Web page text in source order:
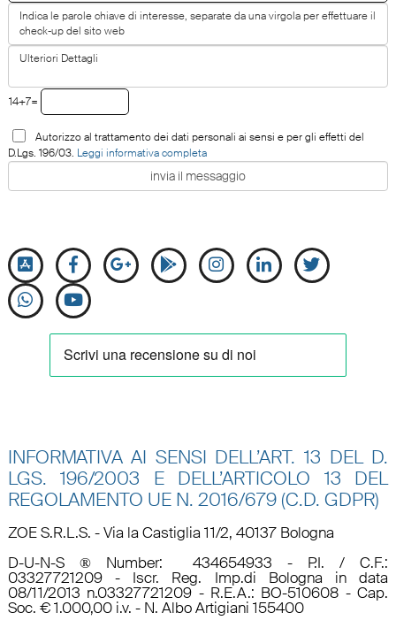
14+7=
Autorizzo al trattamento dei dati personali ai sensi e per gli effetti del
D.Lgs. 196/03. Leggi informativa completa
INFORMATIVA AI SENSI DELL’ART. 13 DEL D.
LGS. 196/2003 E DELL’ARTICOLO 13 DEL
REGOLAMENTO UE N. 2016/679 (C.D. GDPR)
ZOE S.R.L.S. - Via la Castiglia 11/2, 40137 Bologna
D-U-N-S ® Number: 434654933 - P.I. / C.F.:
03327721209 - Iscr. Reg. Imp.di Bologna in data
08/11/2013 n.03327721209 - R.E.A.: BO-510608 - Cap.
Soc. € 1.000,00 i.v. - N. Albo Artigiani 155400